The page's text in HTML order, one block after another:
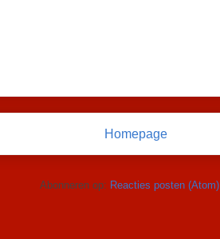
Homepage
Abonneren op: Reacties posten (Atom)